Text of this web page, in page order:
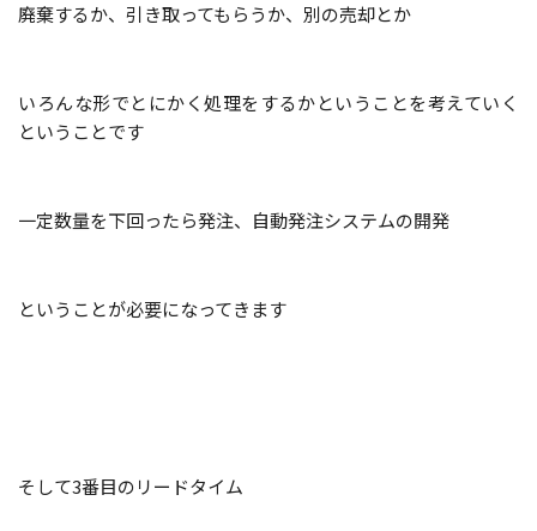
廃棄するか、引き取ってもらうか、別の売却とか
いろんな形でとにかく処理をするかということを考えていく
ということです
一定数量を下回ったら発注、自動発注システムの開発
ということが必要になってきます
そして3番目のリードタイム